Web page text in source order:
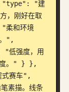
"建
刚好在取
和环境
",
强度，用
度。" } },
赛车",
素描。线条